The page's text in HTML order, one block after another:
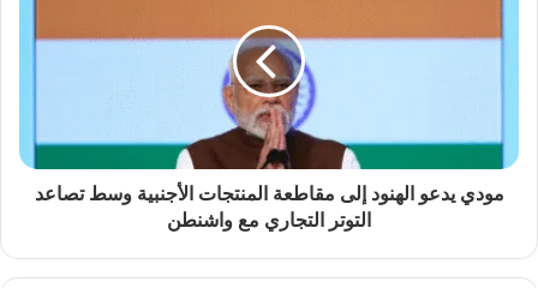
مودي يدعو الهنود إلى مقاطعة المنتجات الأجنبية وسط تصاعد
التوتر التجاري مع واشنطن